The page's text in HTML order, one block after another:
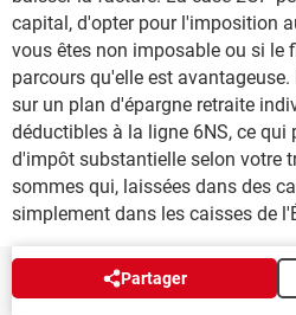
capital, d'opter pour l'imposition
vous êtes non imposable ou si le
parcours qu'elle est
sur un plan d'épargne retraite
déductibles à la ligne 6NS, ce qui
d'impôt substantielle selon votre
sommes qui, laissées dans des
simplement dans les caisses de
Partager
NEWSLETTER